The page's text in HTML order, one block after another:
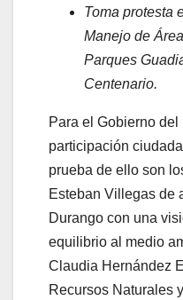
Toma protesta
Manejo de
Parques
Centenario.
Para el Gobierno
participación
prueba de ello son
Esteban Villegas de
Durango con una
equilibrio al medio
Claudia Hernández
Recursos Naturales